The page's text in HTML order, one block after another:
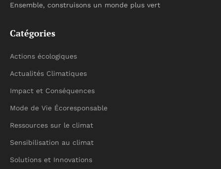
Ensemble, construisons un monde plus vert
Catégories
Actions écologiques
Actualités Climatiques
Impact et Conséquences
Mode de Vie Écoresponsable
Ressources sur le climat
Sensibilisation au climat
Solutions et Innovations